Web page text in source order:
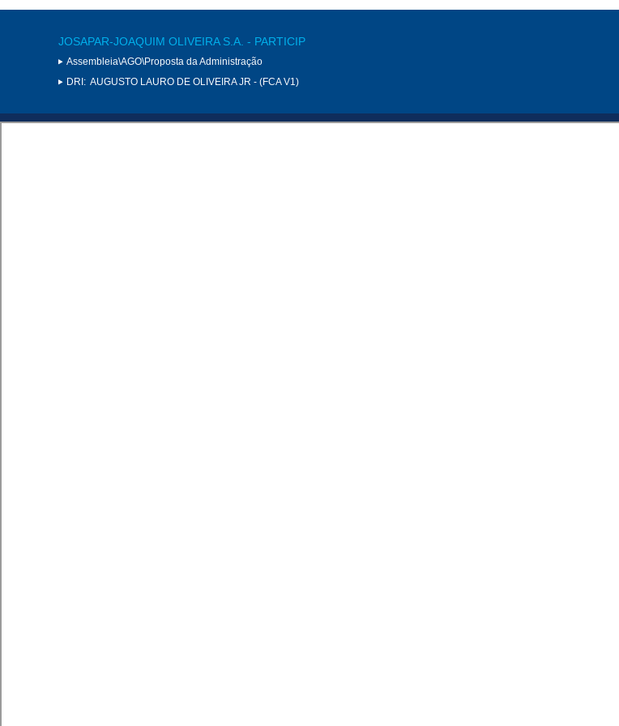
JOSAPAR-JOAQUIM OLIVEIRA S.A. - PARTICIP
Assembleia\AGO\Proposta da Administração
DRI: AUGUSTO LAURO DE OLIVEIRA JR - (FCA V1)